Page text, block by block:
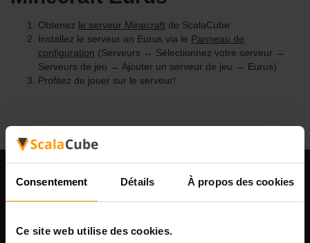
Consentement Détails À propos des cookies
Ce site web utilise des cookies.
Obtenez le serveur Minecraft de ScalaCube
Installez le serveur an Eurus via le Panneau de
configuration (Serveurs → Sélectionnez votre serveur →
Serveurs de jeu → Ajouter un serveur de jeu → Eurus)
Profitez de jouer sur le serveur!
Notre compagnie